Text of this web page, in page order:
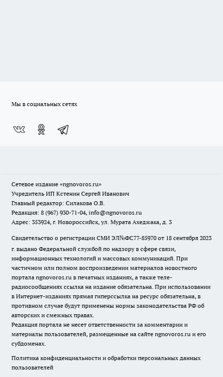
Мы в социальных сетях
Сетевое издание «ngnovoros.ru»
Учредитель ИП Кстенин Сергей Иванович
Главный редактор: Силакова О.В.
Редакция: 8 (967) 930-71-04, info@ngnovoros.ru
Адрес: 353924, г. Новороссийск, ул. Мурата Ахеджака, д. 3
Свидетельство о регистрации СМИ ЭЛ№ФС77-85970 от 18 сентября 2023
г. выдано Федеральной службой по надзору в сфере связи,
информационных технологий и массовых коммуникаций. При
частичном или полном воспроизведении материалов новостного
портала ngnovoros.ru в печатных изданиях, а также теле-
радиосообщениях ссылка на издание обязательна. При использовании
в Интернет-изданиях прямая гиперссылка на ресурс обязательна, в
противном случае будут применены нормы законодательства РФ об
авторских и смежных правах.
Редакция портала не несет ответственности за комментарии и
материалы пользователей, размещенные на сайте ngnovoros.ru и его
субдоменах.
Политика конфиденциальности и обработки персональных данных
пользователей